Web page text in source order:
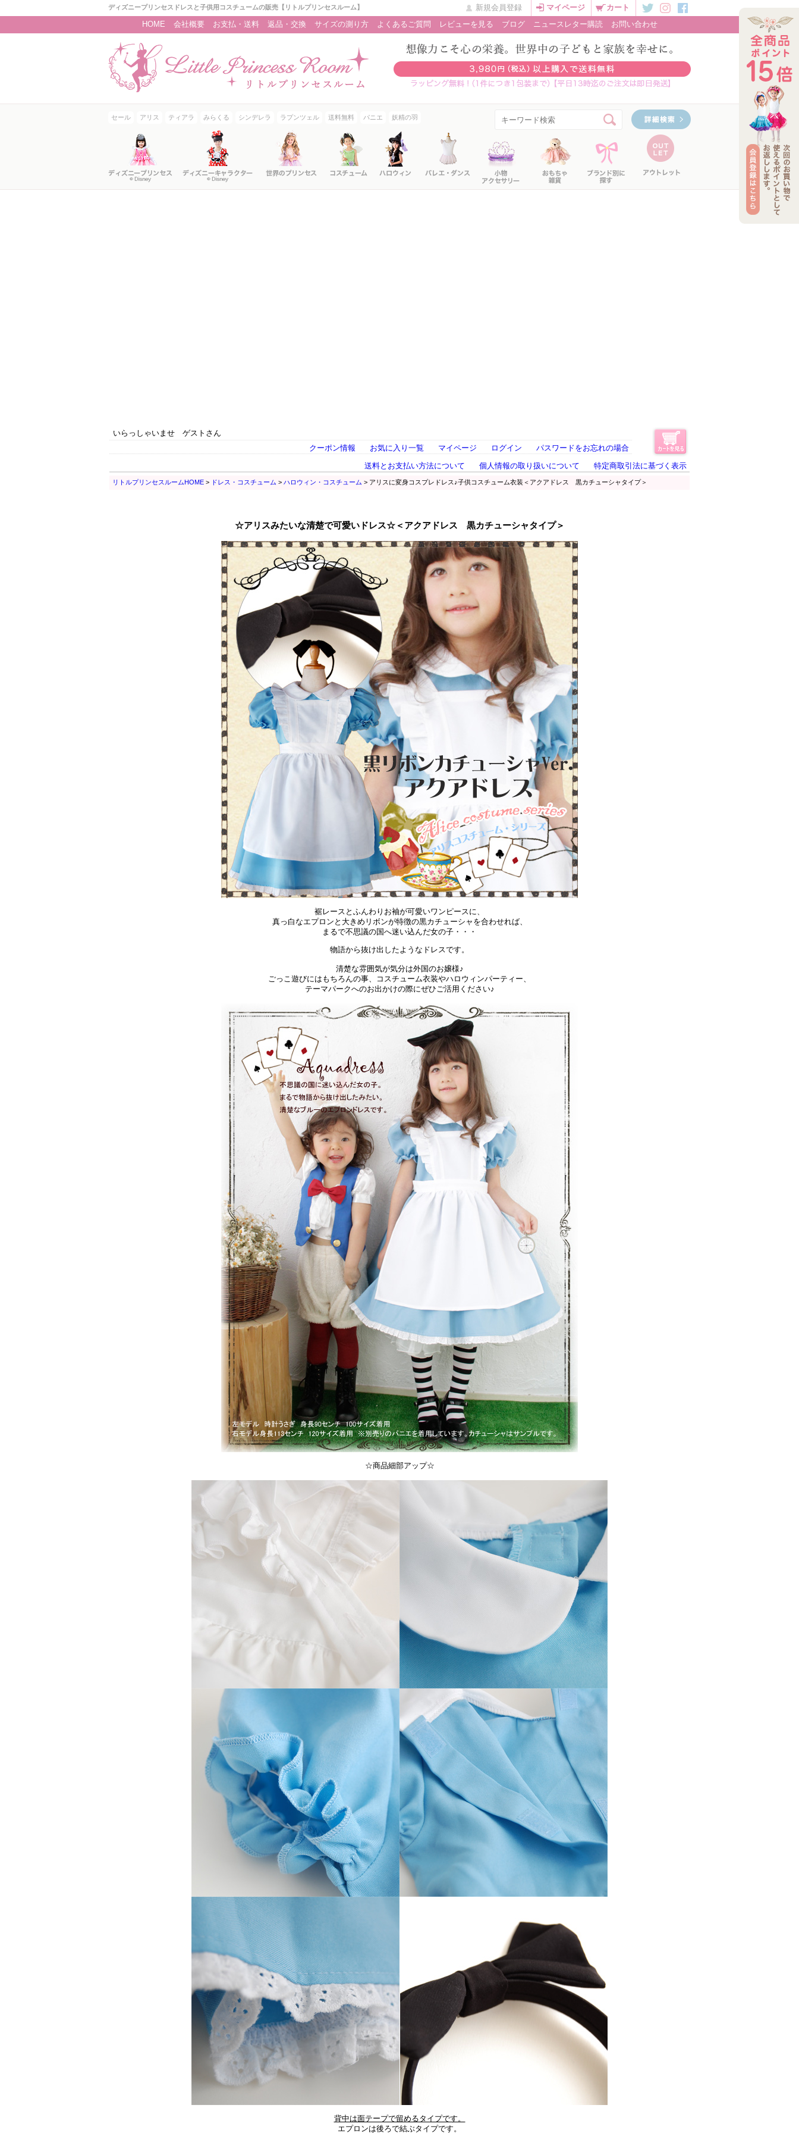
ディズニープリンセスドレスと子供用コスチュームの販売【リトルプリンセスルーム】 新規会員登録 マイページ
カート
HOME
会社概要 お支払・送料 返品・交換 サイズの測り方 よくあるご質問 レビューを見る ブログ ニュースレター購読 お問い合わせ
セール アリス ティアラ みらくる シンデレラ ラプンツェル 送料無料 パニエ 妖精の羽
いらっしゃいませ ゲストさん
クーポン情報
お気に入り一覧 マイページ ログイン
パスワードをお忘れの場合
送料とお支払い方法について
個人情報の取り扱いについて 特定商取引法に基づく表示
リトルプリンセスルームHOME > ドレス・コスチューム > ハロウィン・コスチューム > アリスに変身コスプレドレス♪子供コスチューム衣装＜アクアドレス 黒カチューシャタイプ＞
☆アリスみたいな清楚で可愛いドレス☆＜アクアドレス 黒カチューシャタイプ＞
裾レースとふんわりお袖が可愛いワンピースに、
真っ白なエプロンと大きめリボンが特徴の黒カチューシャを合わせれば、
まるで不思議の国へ迷い込んだ女の子・・・
物語から抜け出したようなドレスです。
清楚な雰囲気が気分は外国のお嬢様♪
ごっこ遊びにはもちろんの事、コスチューム衣装やハロウィンパーティー、
テーマパークへのお出かけの際にぜひご活用ください♪
☆商品細部アップ☆
背中は面テープで留めるタイプです。
エプロンは後ろで結ぶタイプです。